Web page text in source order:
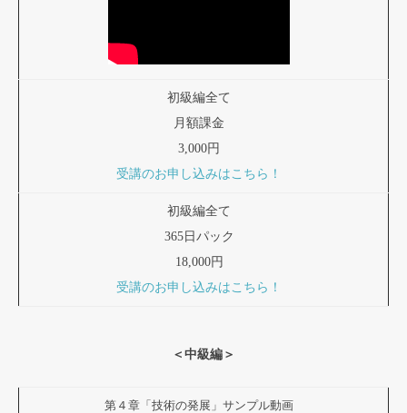
初級編全て
月額課金
3,000円
受講のお申し込みはこちら！
初級編全て
365日パック
18,000円
受講のお申し込みはこちら！
＜中級編＞
第４章「技術の発展」サンプル動画